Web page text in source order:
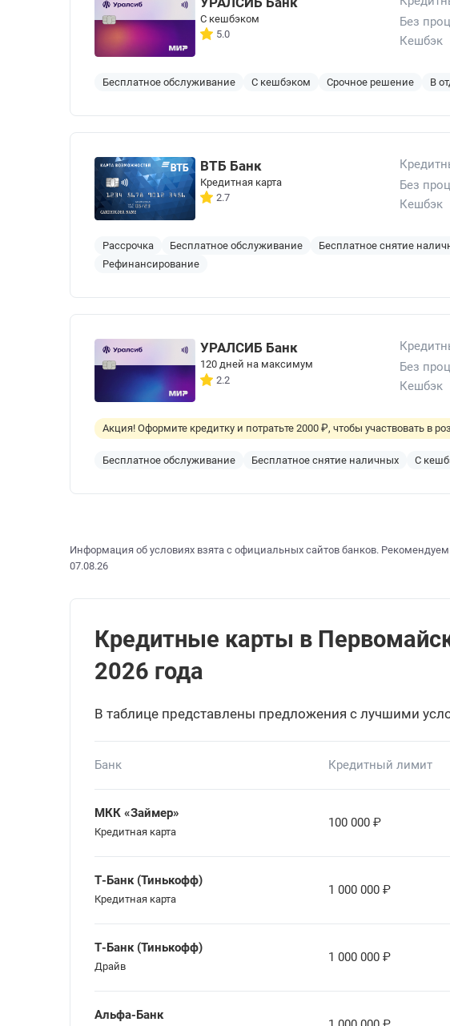
С кешбэком
5.0
Без
Кешбэк
Бесплатное обслуживание С кешбэком Срочное решение В
ВТБ Банк
Кредитная карта
2.7
Без
Кешбэк
Рассрочка Бесплатное обслуживание Бесплатное снятие
Рефинансирование
УРАЛСИБ Банк
120 дней на максимум
2.2
Без
Кешбэк
Акция! Оформите кредитку и потратьте 2000 ₽, чтобы участвовать в
Бесплатное обслуживание Бесплатное снятие наличных С
Информация об условиях взята с официальных сайтов банков.
07.08.26
Кредитные карты в
2026 года
В таблице представлены предложения с лучшими
Банк Кредитный лимит
МКК «Займер»
Кредитная карта
100 000 ₽
Т-Банк (Тинькофф)
Кредитная карта
1 000 000 ₽
Т-Банк (Тинькофф)
Драйв
1 000 000 ₽
Альфа-Банк